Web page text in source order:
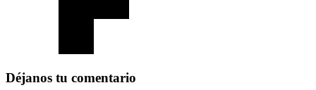
Déjanos tu comentario